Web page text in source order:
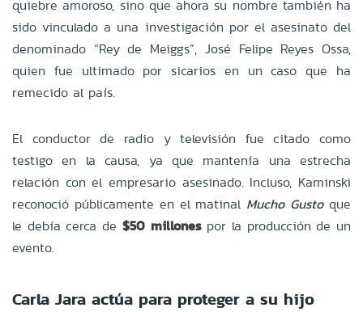
quiebre amoroso, sino que ahora su nombre también ha
sido vinculado a una investigación por el asesinato del
denominado “Rey de Meiggs”, José Felipe Reyes Ossa,
quien fue ultimado por sicarios en un caso que ha
remecido al país.
El conductor de radio y televisión fue citado como
testigo en la causa, ya que mantenía una estrecha
relación con el empresario asesinado. Incluso, Kaminski
reconoció públicamente en el matinal Mucho Gustoque
le debía cerca de $50 millonespor la producción de un
evento.
Carla Jara actúa para proteger a su hijo